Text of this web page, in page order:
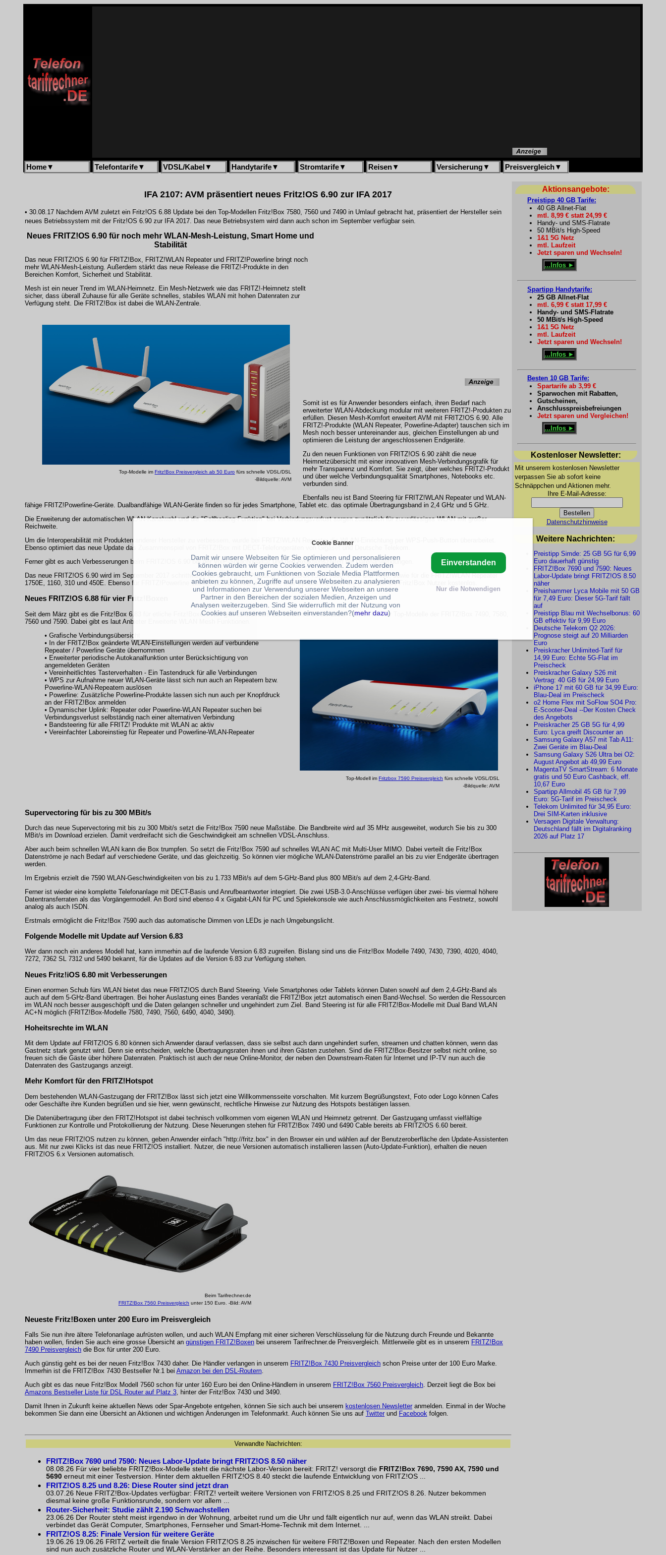
Home▼ Telefontarife▼ VDSL/Kabel ▼ Handytarife▼ Stromtarife▼ Reisen▼ Versicherung▼ Preisvergleich▼
IFA 2107: AVM präsentiert neues Fritz!OS 6.90 zur IFA 2017
• 30.08.17 Nachdem AVM zuletzt ein Fritz!OS 6.88 Update bei den Top-Modellen Fritz!Box 7580, 7560 und 7490 in Umlauf gebracht hat, präsentiert der Hersteller sein
neues Betriebssystem mit der Fritz!OS 6.90 zur IFA 2017. Das neue Betriebsystem wird dann auch schon im September verfügbar sein.
Neues FRITZ!OS 6.90 für noch mehr WLAN-Mesh-Leistung, Smart Home und
Stabilität
Das neue FRITZ!OS 6.90 für FRITZ!Box, FRITZ!WLAN Repeater und FRITZ!Powerline bringt noch
mehr WLAN-Mesh-Leistung. Außerdem stärkt das neue Release die FRITZ!-Produkte in den
Bereichen Komfort, Sicherheit und Stabilität.
Mesh ist ein neuer Trend im WLAN-Heimnetz. Ein Mesh-Netzwerk wie das FRITZ!-Heimnetz stellt
sicher, dass überall Zuhause für alle Geräte schnelles, stabiles WLAN mit hohen Datenraten zur
Verfügung steht. Die FRITZ!Box ist dabei die WLAN-Zentrale.
Top-Modelle im Fritz!Box Preisvergleich ab 50 Euro fürs schnelle VDSL/DSL
-Bildquelle: AVM
Somit ist es für Anwender besonders einfach, ihren Bedarf nach
erweiterter WLAN-Abdeckung modular mit weiteren FRITZ!-Produkten zu
erfüllen. Diesen Mesh-Komfort erweitert AVM mit FRITZ!OS 6.90. Alle
FRITZ!-Produkte (WLAN Repeater, Powerline-Adapter) tauschen sich im
Mesh noch besser untereinander aus, gleichen Einstellungen ab und
optimieren die Leistung der angeschlossenen Endgeräte.
Zu den neuen Funktionen von FRITZ!OS 6.90 zählt die neue
Heimnetzübersicht mit einer innovativen Mesh-Verbindungsgrafik für
mehr Transparenz und Komfort. Sie zeigt, über welches FRITZ!-Produkt
und über welche Verbindungsqualität Smartphones, Notebooks etc.
verbunden sind.
Ebenfalls neu ist Band Steering für FRITZ!WLAN Repeater und WLAN-
fähige FRITZ!Powerline-Geräte. Dualbandfähige WLAN-Geräte finden so für jedes Smartphone, Tablet etc. das optimale Übertragungsband in 2,4 GHz und 5 GHz.
Die Erweiterung der automatischen WLAN-Kanalwahl und die "Selfhealing-Funktion" bei Verbindungsverlust sorgen zusätzlich für zuverlässiges WLAN mit großer
Reichweite.
Um die Interoperabilität mit Produkten anderer Hersteller zu verbessern, wurde bei FRITZ!WLAN Repeater die WLAN-Einrichtung per WPS-Push-Button überarbeitet.
Ebenso optimiert das neue Update das Zusammenspiel von FRITZ!Box mit DECT-Telefongeräten von Gigaset und Deutsche Telekom.
Ferner gibt es auch Verbesserungen beim FRITZ!OS 6.90 bei der VoIP-Sprachqualität und den Reaktionszeiten bei Datenanwendungen.
Das neue FRITZ!OS 6.90 wird im September 2017 schrittweise für die FRITZ!-Produkte FRITZ!Box 7590, 7580, 7560 und 7490, sowie für die FRITZ!WLAN Repeater
1750E, 1160, 310 und 450E. Ebenso für FRITZ!Powerline 1260E, 1240E, 540E und 546E. Das Update ist, dann wie immer, für die Fritz!Box Nutzer kostenlos.
Neues FRITZ!OS 6.88 für vier Fritz!Boxen
Seit dem März gibt es die Fritz!Box 6.83 für etliche Fritz!Boxen. Nun gibt es erstmals die Version 6.88 als Labor-Version für vier Top-Modelle der FRITZ!Box 7490, 7580,
7560 und 7590. Dabei gibt es laut Anbieter Erweiterte WLAN Mesh Funktionen.
Top-Modell im Fritzbox 7590 Preisvergleich fürs schnelle VDSL/DSL
-Bildquelle: AVM
• Grafische Verbindungsübersicht
• In der FRITZ!Box geänderte WLAN-Einstellungen werden auf verbundene
Repeater / Powerline Geräte übernommen
• Erweiterter periodische Autokanalfunktion unter Berücksichtigung von
angemeldeten Geräten
• Vereinheitlichtes Tasterverhalten - Ein Tastendruck für alle Verbindungen
• WPS zur Aufnahme neuer WLAN-Geräte lässt sich nun auch an Repeatern bzw.
Powerline-WLAN-Repeatern auslösen
• Powerline: Zusätzliche Powerline-Produkte lassen sich nun auch per Knopfdruck
an der FRITZ!Box anmelden
• Dynamischer Uplink: Repeater oder Powerline-WLAN Repeater suchen bei
Verbindungsverlust selbständig nach einer alternativen Verbindung
• Bandsteering für alle FRITZ! Produkte mit WLAN ac aktiv
• Vereinfachter Laboreinstieg für Repeater und Powerline-WLAN-Repeater
Supervectoring für bis zu 300 MBit/s
Durch das neue Supervectoring mit bis zu 300 Mbit/s setzt die Fritz!Box 7590 neue Maßstäbe. Die Bandbreite wird auf 35 MHz ausgeweitet, wodurch Sie bis zu 300
MBit/s im Download erzielen. Damit verdreifacht sich die Geschwindigkeit am schnellen VDSL-Anschluss.
Aber auch beim schnellen WLAN kann die Box trumpfen. So setzt die Fritz!Box 7590 auf schnelles WLAN AC mit Multi-User MIMO. Dabei verteilt die Fritz!Box
Datenströme je nach Bedarf auf verschiedene Geräte, und das gleichzeitig. So können vier mögliche WLAN-Datenströme parallel an bis zu vier Endgeräte übertragen
werden.
Im Ergebnis erzielt die 7590 WLAN-Geschwindigkeiten von bis zu 1.733 MBit/s auf dem 5-GHz-Band plus 800 MBit/s auf dem 2,4-GHz-Band.
Ferner ist wieder eine komplette Telefonanlage mit DECT-Basis und Anrufbeantworter integriert. Die zwei USB-3.0-Anschlüsse verfügen über zwei- bis viermal höhere
Datentransferraten als das Vorgängermodell. An Bord sind ebenso 4 x Gigabit-LAN für PC und Spielekonsole wie auch Anschlussmöglichkeiten ans Festnetz, sowohl
analog als auch ISDN.
Erstmals ermöglicht die Fritz!Box 7590 auch das automatische Dimmen von LEDs je nach Umgebungslicht.
Folgende Modelle mit Update auf Version 6.83
Wer dann noch ein anderes Modell hat, kann immerhin auf die laufende Version 6.83 zugreifen. Bislang sind uns die Fritz!Box Modelle 7490, 7430, 7390, 4020, 4040,
7272, 7362 SL 7312 und 5490 bekannt, für die Updates auf die Version 6.83 zur Verfügung stehen.
Neues Fritz!iOS 6.80 mit Verbesserungen
Einen enormen Schub fürs WLAN bietet das neue FRITZ!OS durch Band Steering. Viele Smartphones oder Tablets können Daten sowohl auf dem 2,4-GHz-Band als
auch auf dem 5-GHz-Band übertragen. Bei hoher Auslastung eines Bandes veranlaßt die FRITZ!Box jetzt automatisch einen Band-Wechsel. So werden die Ressourcen
im WLAN noch besser ausgeschöpft und die Daten gelangen schneller und ungehindert zum Ziel. Band Steering ist für alle FRITZ!Box-Modelle mit Dual Band WLAN
AC+N möglich (FRITZ!Box-Modelle 7580, 7490, 7560, 6490, 4040, 3490).
Hoheitsrechte im WLAN
Mit dem Update auf FRITZ!OS 6.80 können sich Anwender darauf verlassen, dass sie selbst auch dann ungehindert surfen, streamen und chatten können, wenn das
Gastnetz stark genutzt wird. Denn sie entscheiden, welche Übertragungsraten ihnen und ihren Gästen zustehen. Sind die FRITZ!Box-Besitzer selbst nicht online, so
freuen sich die Gäste über höhere Datenraten. Praktisch ist auch der neue Online-Monitor, der neben den Downstream-Raten für Internet und IP-TV nun auch die
Datenraten des Gastzugangs anzeigt.
Mehr Komfort für den FRITZ!Hotspot
Dem bestehenden WLAN-Gastzugang der FRITZ!Box lässt sich jetzt eine Willkommensseite vorschalten. Mit kurzem Begrüßungstext, Foto oder Logo können Cafes
oder Geschäfte ihre Kunden begrüßen und sie hier, wenn gewünscht, rechtliche Hinweise zur Nutzung des Hotspots bestätigen lassen.
Die Datenübertragung über den FRITZ!Hotspot ist dabei technisch vollkommen vom eigenen WLAN und Heimnetz getrennt. Der Gastzugang umfasst vielfältige
Funktionen zur Kontrolle und Protokollierung der Nutzung. Diese Neuerungen stehen für FRITZ!Box 7490 und 6490 Cable bereits ab FRITZ!OS 6.60 bereit.
Um das neue FRITZ!OS nutzen zu können, geben Anwender einfach "http://fritz.box" in den Browser ein und wählen auf der Benutzeroberfläche den Update-Assistenten
aus. Mit nur zwei Klicks ist das neue FRITZ!OS installiert. Nutzer, die neue Versionen automatisch installieren lassen (Auto-Update-Funktion), erhalten die neuen
FRITZ!OS 6.x Versionen automatisch.
Beim Tarifrechner.de
FRITZ!Box 7560 Preisvergleich unter 150 Euro. -Bild: AVM
Neueste Fritz!Boxen unter 200 Euro im Preisvergleich
Falls Sie nun ihre ältere Telefonanlage aufrüsten wollen, und auch WLAN Empfang mit einer sicheren Verschlüsselung für die Nutzung durch Freunde und Bekannte
haben wollen, finden Sie auch eine grosse Übersicht an günstigen FRITZ!Boxen bei unserem Tarifrechner.de Preisvergleich. Mittlerweile gibt es in unserem FRITZ!Box
7490 Preisvergleich die Box für unter 200 Euro.
Auch günstig geht es bei der neuen Fritz!Box 7430 daher. Die Händler verlangen in unserem FRITZ!Box 7430 Preisvergleich schon Preise unter der 100 Euro Marke.
Immerhin ist die FRITZ!Box 7430 Bestseller Nr.1 bei Amazon bei den DSL-Routern.
Auch gibt es das neue Fritz!Box Modell 7560 schon für unter 160 Euro bei den Online-Händlern in unserem FRITZ!Box 7560 Preisvergleich. Derzeit liegt die Box bei
Amazons Bestseller Liste für DSL Router auf Platz 3, hinter der Fritz!Box 7430 und 3490.
Damit Ihnen in Zukunft keine aktuellen News oder Spar-Angebote entgehen, können Sie sich auch bei unserem kostenlosen Newsletter anmelden. Einmal in der Woche
bekommen Sie dann eine Übersicht an Aktionen und wichtigen Änderungen im Telefonmarkt. Auch können Sie uns auf Twitter und Facebook folgen.
Verwandte Nachrichten:
FRITZ!Box 7690 und 7590: Neues Labor-Update bringt FRITZ!OS 8.50 näher
08.08.26 Für vier beliebte FRITZ!Box-Modelle steht die nächste Labor-Version bereit: FRITZ! versorgt die FRITZ!Box 7690, 7590 AX, 7590 und
5690 erneut mit einer Testversion. Hinter dem aktuellen FRITZ!OS 8.40 steckt die laufende Entwicklung von FRITZ!OS ...
FRITZ!OS 8.25 und 8.26: Diese Router sind jetzt dran
03.07.26 Neue FRITZ!Box-Updates verfügbar: FRITZ! verteilt weitere Versionen von FRITZ!OS 8.25 und FRITZ!OS 8.26. Nutzer bekommen
diesmal keine große Funktionsrunde, sondern vor allem ...
Router-Sicherheit: Studie zählt 2.190 Schwachstellen
23.06.26 Der Router steht meist irgendwo in der Wohnung, arbeitet rund um die Uhr und fällt eigentlich nur auf, wenn das WLAN streikt. Dabei
verbindet das Gerät Computer, Smartphones, Fernseher und Smart-Home-Technik mit dem Internet. ...
FRITZ!OS 8.25: Finale Version für weitere Geräte
19.06.26 19.06.26 FRITZ verteilt die finale Version FRITZ!OS 8.25 inzwischen für weitere FRITZ!Boxen und Repeater. Nach den ersten Modellen
sind nun auch zusätzliche Router und WLAN-Verstärker an der Reihe. Besonders interessant ist das Update für Nutzer ...
Aktionsangebote:
Preistipp 40 GB Tarife:
40 GB Allnet-Flat
mtl. 8,99 € statt 24,99 €
Handy- und SMS-Flatrate
50 MBit/s High-Speed
1&1 5G Netz
mtl. Laufzeit
Jetzt sparen und Wechseln!
...Infos ►
Spartipp Handytarife:
25 GB Allnet-Flat
mtl. 6,99 € statt 17,99 €
Handy- und SMS-Flatrate
50 MBit/s High-Speed
1&1 5G Netz
mtl. Laufzeit
Jetzt sparen und Wechseln!
...Infos ►
Besten 10 GB Tarife:
Spartarife ab 3,99 €
Sparwochen mit Rabatten,
Gutscheinen,
Anschlusspreisbefreiungen
Jetzt sparen und Vergleichen!
...Infos ►
Kostenloser Newsletter:
Mit unserem kostenlosen Newsletter
verpassen Sie ab sofort keine
Schnäppchen und Aktionen mehr.
Ihre E-Mail-Adresse:
Datenschutzhinweise
Weitere Nachrichten:
Preistipp Simde: 25 GB 5G für 6,99
Euro dauerhaft günstig
FRITZ!Box 7690 und 7590: Neues
Labor-Update bringt FRITZ!OS 8.50
näher
Preishammer Lyca Mobile mit 50 GB
für 7,49 Euro: Dieser 5G-Tarif fällt
auf
Preistipp Blau mit Wechselbonus: 60
GB effektiv für 9,99 Euro
Deutsche Telekom Q2 2026:
Prognose steigt auf 20 Milliarden
Euro
Preiskracher Unlimited-Tarif für
14,99 Euro: Echte 5G-Flat im
Preischeck
Preiskracher Galaxy S26 mit
Vertrag: 40 GB für 24,99 Euro
iPhone 17 mit 60 GB für 34,99 Euro:
Blau-Deal im Preischeck
o2 Home Flex mit SoFlow SO4 Pro:
E-Scooter-Deal --Der Kosten Check
des Angebots
Preiskracher 25 GB 5G für 4,99
Euro: Lyca greift Discounter an
Samsung Galaxy A57 mit Tab A11:
Zwei Geräte im Blau-Deal
Samsung Galaxy S26 Ultra bei O2:
August Angebot ab 49,99 Euro
MagentaTV SmartStream: 6 Monate
gratis und 50 Euro Cashback, eff.
10,67 Euro
Spartipp Allmobil 45 GB für 7,99
Euro: 5G-Tarif im Preischeck
Telekom Unlimited für 34,95 Euro:
Drei SIM-Karten inklusive
Versagen Digitale Verwaltung:
Deutschland fällt im Digitalranking
2026 auf Platz 17
Cookie Banner
Damit wir unsere Webseiten für Sie optimieren und personalisieren
können würden wir gerne Cookies verwenden. Zudem werden
Cookies gebraucht, um Funktionen von Soziale Media Plattformen
anbieten zu können, Zugriffe auf unsere Webseiten zu analysieren
und Informationen zur Verwendung unserer Webseiten an unsere
Partner in den Bereichen der sozialen Medien, Anzeigen und
Analysen weiterzugeben. Sind Sie widerruflich mit der Nutzung von
Cookies auf unseren Webseiten einverstanden?(mehr dazu)
Einverstanden
Nur die Notwendigen